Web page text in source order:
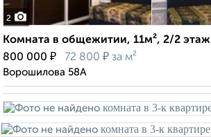
2
Комната в общежитии, 11м², 2/2 этаж
800 000 ₽ 72 800 ₽ за м²
Ворошилова 58А